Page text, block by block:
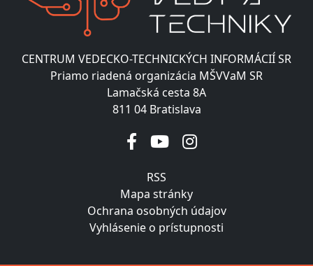
CENTRUM VEDECKO-TECHNICKÝCH INFORMÁCIÍ SR
Priamo riadená organizácia MŠVVaM SR
Lamačská cesta 8A
811 04 Bratislava
RSS
Mapa stránky
Ochrana osobných údajov
Vyhlásenie o prístupnosti